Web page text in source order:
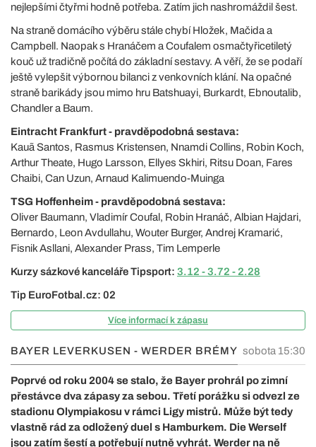
nejlepšími čtyřmi hodně potřeba. Zatím jich nashromáždil šest.
Na straně domácího výběru stále chybí Hložek, Mačida a
Campbell. Naopak s Hranáčem a Coufalem osmačtyřicetiletý
kouč už tradičně počítá do základní sestavy. A věří, že se podaří
ještě vylepšit výbornou bilanci z venkovních klání. Na opačné
straně barikády jsou mimo hru Batshuayi, Burkardt, Ebnoutalib,
Chandler a Baum.
Eintracht Frankfurt - pravděpodobná sestava:
Kauã Santos, Rasmus Kristensen, Nnamdi Collins, Robin Koch,
Arthur Theate, Hugo Larsson, Ellyes Skhiri, Ritsu Doan, Fares
Chaibi, Can Uzun, Arnaud Kalimuendo-Muinga
TSG Hoffenheim - pravděpodobná sestava:
Oliver Baumann, Vladimír Coufal, Robin Hranáč, Albian Hajdari,
Bernardo, Leon Avdullahu, Wouter Burger, Andrej Kramarić,
Fisnik Asllani, Alexander Prass, Tim Lemperle
Kurzy sázkové kanceláře Tipsport: 3.12 - 3.72 - 2.28
Tip EuroFotbal.cz: 02
Více informací k zápasu
BAYER LEVERKUSEN - WERDER BRÉMY sobota 15:30
Poprvé od roku 2004 se stalo, že Bayer prohrál po zimní
přestávce dva zápasy za sebou. Třetí porážku si odvezl ze
stadionu Olympiakosu v rámci Ligy mistrů. Může být tedy
vlastně rád za odložený duel s Hamburkem. Die Werself
jsou zatím šestí a potřebují nutně vyhrát. Werder na ně